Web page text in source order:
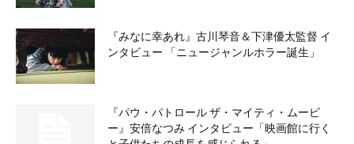
『みなに幸あれ』古川琴音＆下津優太監督 イ
ンタビュー 「ニュージャンルホラー誕生」
『パウ・パトロール ザ・マイティ・ムービ
ー』安倍なつみ インタビュー「映画館に行く